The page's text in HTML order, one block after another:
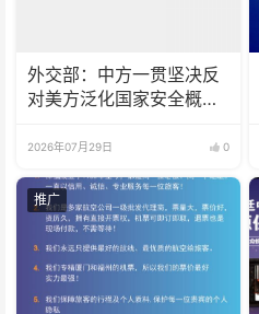
外交部：中方一贯坚决反
对美方泛化国家安全概念
2026年07月29日 0
推广